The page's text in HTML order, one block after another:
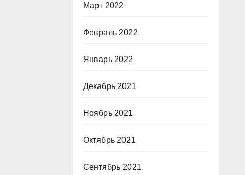
Март 2022
Февраль 2022
Январь 2022
Декабрь 2021
Ноябрь 2021
Октябрь 2021
Сентябрь 2021